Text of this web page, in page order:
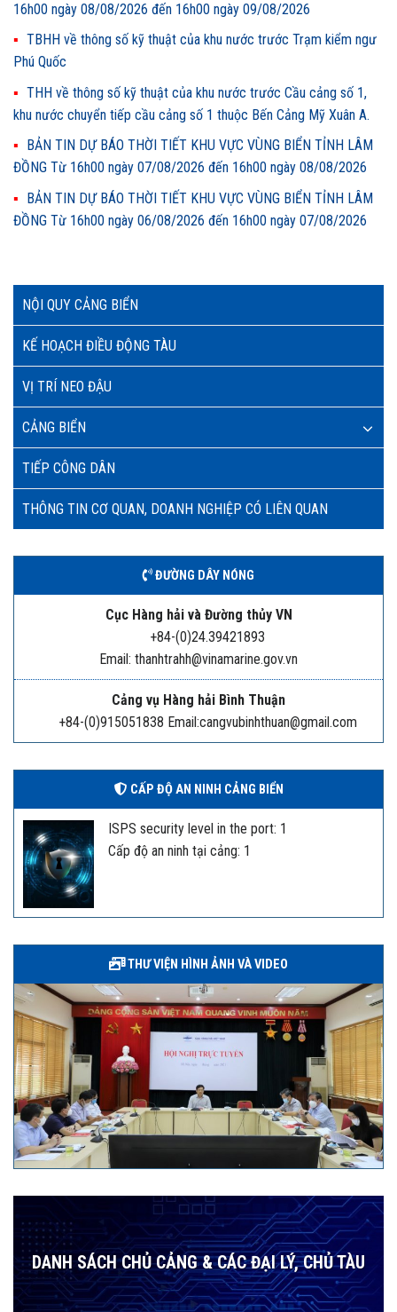
NỘI QUY CẢNG BIỂN
KẾ HOẠCH ĐIỀU ĐỘNG TÀU
VỊ TRÍ NEO ĐẬU
CẢNG BIỂN
TIẾP CÔNG DÂN
THÔNG TIN CƠ QUAN, DOANH NGHIỆP CÓ LIÊN QUAN
ĐƯỜNG DÂY NÓNG
Cục Hàng hải và Đường thủy VN
+84-(0)24.39421893
Email: thanhtrahh@vinamarine.gov.vn
Cảng vụ Hàng hải Bình Thuận
+84-(0)915051838 Email:cangvubinhthuan@gmail.com
CẤP ĐỘ AN NINH CẢNG BIỂN
ISPS security level in the port: 1
Cấp độ an ninh tại cảng: 1
THƯ VIỆN HÌNH ẢNH VÀ VIDEO
DANH SÁCH CHỦ CẢNG & CÁC ĐẠI LÝ, CHỦ TÀU
16h00 ngày 08/08/2026 đến 16h00 ngày 09/08/2026
TBHH về thông số kỹ thuật của khu nước trước Trạm kiểm ngư
Phú Quốc
THH về thông số kỹ thuật của khu nước trước Cầu cảng số 1,
khu nước chuyển tiếp cầu cảng số 1 thuộc Bến Cảng Mỹ Xuân A.
BẢN TIN DỰ BÁO THỜI TIẾT KHU VỰC VÙNG BIỂN TỈNH LÂM
ĐỒNG Từ 16h00 ngày 07/08/2026 đến 16h00 ngày 08/08/2026
BẢN TIN DỰ BÁO THỜI TIẾT KHU VỰC VÙNG BIỂN TỈNH LÂM
ĐỒNG Từ 16h00 ngày 06/08/2026 đến 16h00 ngày 07/08/2026